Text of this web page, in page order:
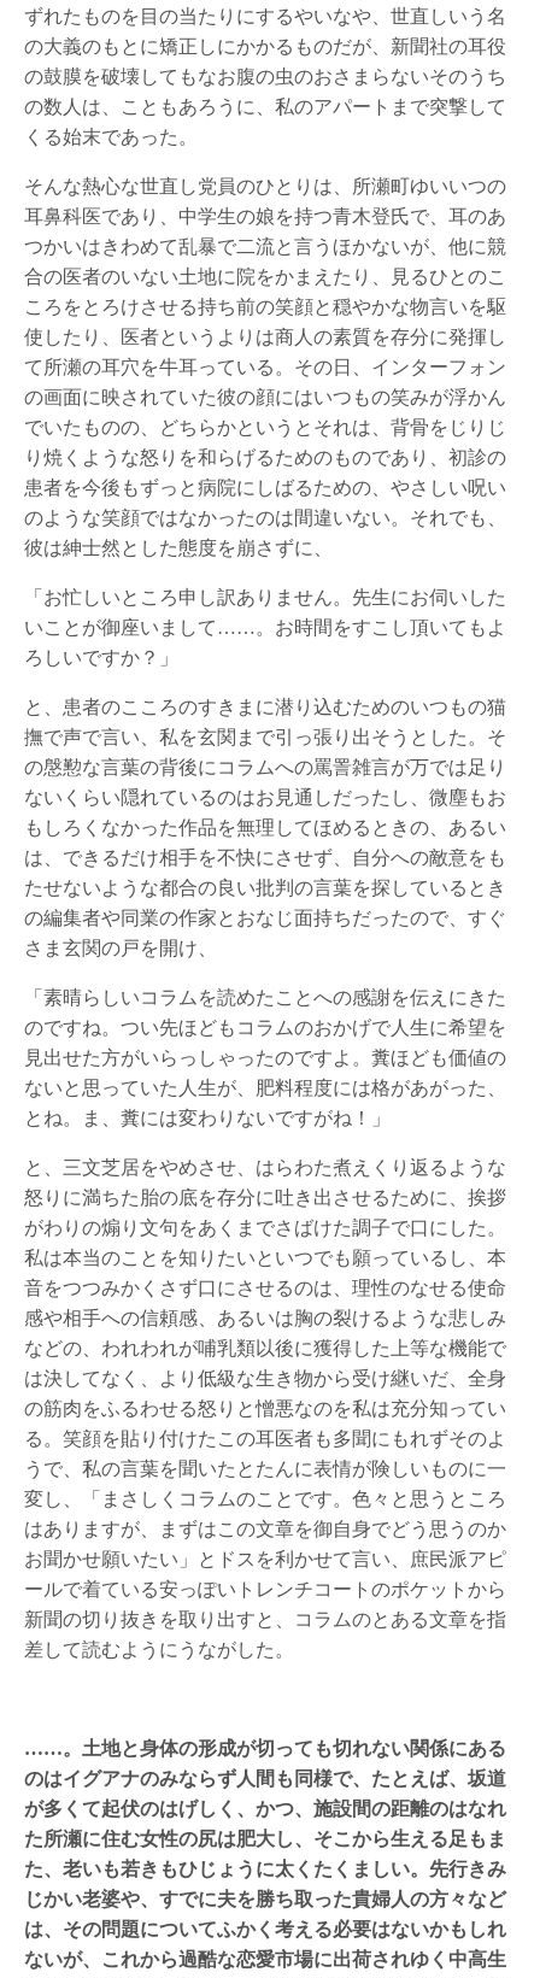
ずれたものを目の当たりにするやいなや、世直しいう名
の大義のもとに矯正しにかかるものだが、新聞社の耳役
の鼓膜を破壊してもなお腹の虫のおさまらないそのうち
の数人は、こともあろうに、私のアパートまで突撃して
くる始末であった。
そんな熱心な世直し党員のひとりは、所瀬町ゆいいつの
耳鼻科医であり、中学生の娘を持つ青木登氏で、耳のあ
つかいはきわめて乱暴で二流と言うほかないが、他に競
合の医者のいない土地に院をかまえたり、見るひとのこ
ころをとろけさせる持ち前の笑顔と穏やかな物言いを駆
使したり、医者というよりは商人の素質を存分に発揮し
て所瀬の耳穴を牛耳っている。その日、インターフォン
の画面に映されていた彼の顔にはいつもの笑みが浮かん
でいたものの、どちらかというとそれは、背骨をじりじ
り焼くような怒りを和らげるためのものであり、初診の
患者を今後もずっと病院にしばるための、やさしい呪い
のような笑顔ではなかったのは間違いない。それでも、
彼は紳士然とした態度を崩さずに、
「お忙しいところ申し訳ありません。先生にお伺いした
いことが御座いまして……。お時間をすこし頂いてもよ
ろしいですか？」
と、患者のこころのすきまに潜り込むためのいつもの猫
撫で声で言い、私を玄関まで引っ張り出そうとした。そ
の慇懃な言葉の背後にコラムへの罵詈雑言が万では足り
ないくらい隠れているのはお見通しだったし、微塵もお
もしろくなかった作品を無理してほめるときの、あるい
は、できるだけ相手を不快にさせず、自分への敵意をも
たせないような都合の良い批判の言葉を探しているとき
の編集者や同業の作家とおなじ面持ちだったので、すぐ
さま玄関の戸を開け、
「素晴らしいコラムを読めたことへの感謝を伝えにきた
のですね。つい先ほどもコラムのおかげで人生に希望を
見出せた方がいらっしゃったのですよ。糞ほども価値の
ないと思っていた人生が、肥料程度には格があがった、
とね。ま、糞には変わりないですがね！」
と、三文芝居をやめさせ、はらわた煮えくり返るような
怒りに満ちた胎の底を存分に吐き出させるために、挨拶
がわりの煽り文句をあくまでさばけた調子で口にした。
私は本当のことを知りたいといつでも願っているし、本
音をつつみかくさず口にさせるのは、理性のなせる使命
感や相手への信頼感、あるいは胸の裂けるような悲しみ
などの、われわれが哺乳類以後に獲得した上等な機能で
は決してなく、より低級な生き物から受け継いだ、全身
の筋肉をふるわせる怒りと憎悪なのを私は充分知ってい
る。笑顔を貼り付けたこの耳医者も多聞にもれずそのよ
うで、私の言葉を聞いたとたんに表情が険しいものに一
変し、「まさしくコラムのことです。色々と思うところ
はありますが、まずはこの文章を御自身でどう思うのか
お聞かせ願いたい」とドスを利かせて言い、庶民派アピ
ールで着ている安っぽいトレンチコートのポケットから
新聞の切り抜きを取り出すと、コラムのとある文章を指
差して読むようにうながした。
……。土地と身体の形成が切っても切れない関係にある
のはイグアナのみならず人間も同様で、たとえば、坂道
が多くて起伏のはげしく、かつ、施設間の距離のはなれ
た所瀬に住む女性の尻は肥大し、そこから生える足もま
た、老いも若きもひじょうに太くたくましい。先行きみ
じかい老婆や、すでに夫を勝ち取った貴婦人の方々など
は、その問題についてふかく考える必要はないかもしれ
ないが、これから過酷な恋愛市場に出荷されゆく中高生